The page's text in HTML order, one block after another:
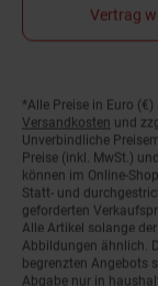
Vertrag
Fußnoten
*Alle Preise in Euro (€)
Versandkosten und
Unverbindliche
Preise (inkl. MwSt.)
können im Online-
Statt- und
geforderten
Alle Artikel solange
Abbildungen ähnlich.
begrenzten Angebots
Abgabe nur in